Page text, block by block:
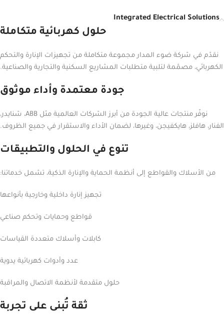
Integrated Electrical Solutions
حلول كهربائية متكاملة
نقدّم في شركة ضوء المدار مجموعة متكاملة من تجهيزات الإنارة والتحكم
الكهربائي، مصمّمة لتلبية متطلبات المشاريع السكنية والتجارية والصناعية.
جودة معتمدة وأداء موثوق
نوفّر منتجات عالية الجودة من أبرز الشركات العالمية مثل ABB، شنايدر،
الفنار، هافلز، هايكفيجن، وغيرها، لضمان الأداء والاستقرار في جميع الظروف.
تنوع في الحلول والتطبيقات
من الأسلاك والقواطع إلى أنظمة الحماية والإنارة الذكية، تشمل خدماتنا:
تجهيز إنارة داخلية وخارجية بأنواعها
قواطع وحمايات وتحكم صناعي
كابلات وأسلاك متعددة القياسات
عدد وأدوات كهربائية يدوية
حلول متقدمة لأنظمة الاتصال والمراقبة
ثقة تُبنى على تجربة